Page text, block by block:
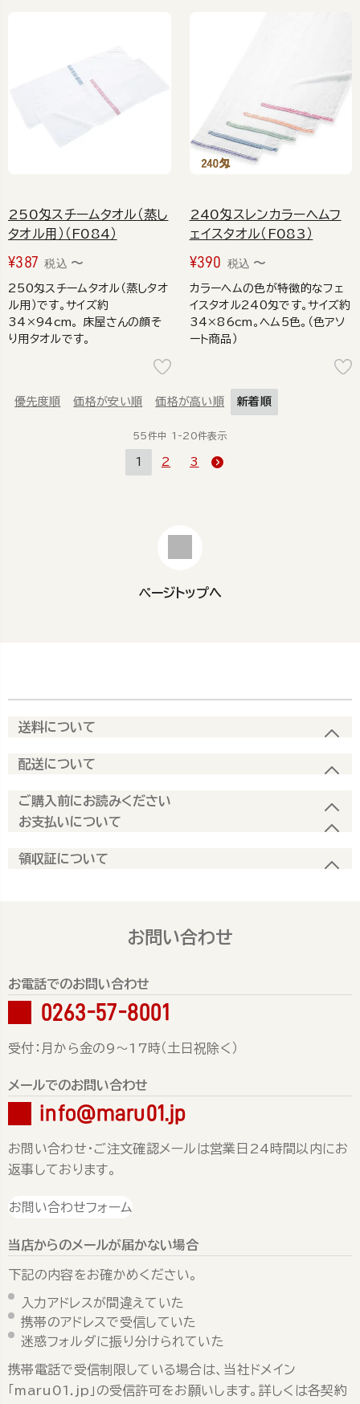
250匁スチームタオル（蒸し
タオル用）（F084）
¥387 税込 〜
250匁スチームタオル（蒸しタオ
ル用）です。サイズ約
34×94cm。 床屋さんの顔そ
り用タオルです。
240匁スレンカラーヘムフ
ェイスタオル（F083）
¥390 税込 〜
カラーヘムの色が特徴的なフェ
イスタオル240匁です。サイズ約
34×86cm。ヘム5色。（色アソ
ート商品）
優先度順 価格が安い順 価格が高い順 新着順
55件中 1 -20件表示
1 2 3
ページトップへ
送料について
配送について
ご購入前にお読みください
お支払いについて
領収証について
お問い合わせ
お電話でのお問い合わせ
0263-57-8001
受付：月から金の9～17時（土日祝除く）
メールでのお問い合わせ
info@maru01.jp
お問い合わせ・ご注文確認メールは営業日24時間以内にお
返事しております。
お問い合わせフォーム
当店からのメールが届かない場合
下記の内容をお確かめください。
入力アドレスが間違えていた
携帯のアドレスで受信していた
迷惑フォルダに振り分けられていた
携帯電話で受信制限している場合は、当社ドメイン
「maru01.jp」の受信許可をお願いします。詳しくは各契約